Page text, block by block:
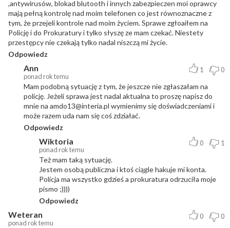
,antywirusów, blokad blutooth i innych zabezpieczen moi oprawcy
mają pełną kontrolę nad moim telefonen co jest równoznaczne z
tym, że przejeli kontrole nad moim życiem. Sprawe zgłoaiłem na
Policję i do Prokuratury i tylko słyszę ze mam czekać. Niestety
przestępcy nie czekają tylko nadal niszczą mi życie.
Odpowiedz
Ann
ponad rok temu
1 0
Mam podobną sytuację z tym, że jeszcze nie zgłaszałam na
policję. Jeżeli sprawa jest nadal aktualna to proszę napisz do
mnie na amdo13@interia.pl wymienimy się doświadczeniami i
może razem uda nam się coś zdziałać.
Odpowiedz
Wiktoria
ponad rok temu
0 1
Też mam taką sytuację.
Jestem osobą publiczna i ktoś ciągle hakuje mi konta.
Policja ma wszystko gdzieś a prokuratura odrzuciła moje
pismo ;))))
Odpowiedz
Weteran
ponad rok temu
0 0